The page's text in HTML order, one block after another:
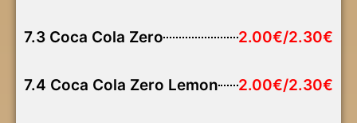
7.3 Coca Cola Zero 2.00€/2.30€
7.4 Coca Cola Zero Lemon 2.00€/2.30€